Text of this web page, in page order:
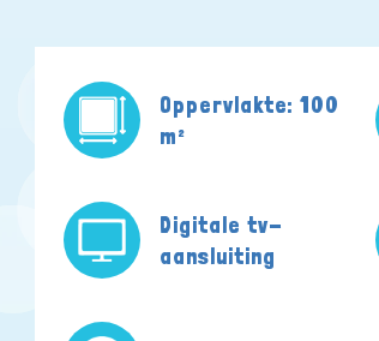
Oppervlakte: 100
m²
Digitale tv-
aansluiting